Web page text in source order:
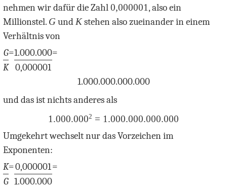
nehmen wir dafür die Zahl0,000001, also ein
Millionstel. Gund Kstehen also zueinander in einem
Verhältnis von
G
K
=1.000.000
0,000001
=
1.000.000.000.000
und das ist nichts anderes als
1.000.0002 = 1.000.000.000.000
Umgekehrt wechselt nur das Vorzeichen im
Exponenten:
K
G
=0,000001
1.000.000
=